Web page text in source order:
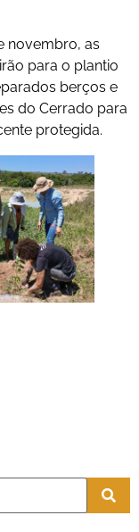
novembro, as
para o plantio
berços e
do Cerrado para
protegida.